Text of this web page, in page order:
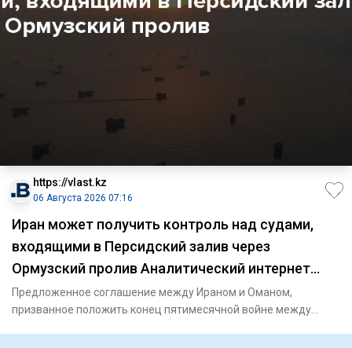
https://vlast.kz
06 Августа 2026 07:16
Иран может получить контроль над судами,
входящими в Персидский залив через
Ормузский пролив Аналитический интернет
журнал Власть
Предложенное соглашение между Ираном и Оманом,
призванное положить конец пятимесячной войне между